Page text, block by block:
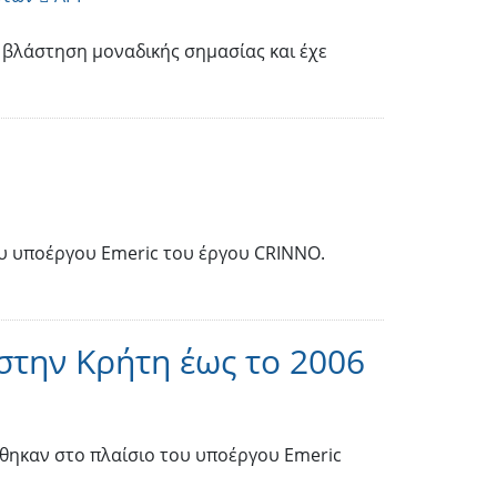
μοναδικής σημασίας και έχε
υποέργου Emeric του έργου CRINNO.
Κρήτη έως το 2006
στο πλαίσιο του υποέργου Emeric